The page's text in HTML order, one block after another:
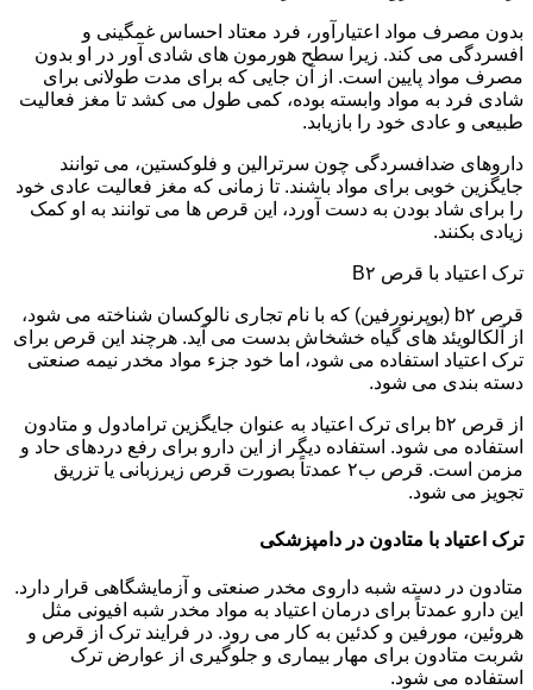
بدون مصرف مواد اعتیارآور، فرد معتاد احساس غمگینی و
افسردگی می کند. زیرا سطح هورمون های شادی آور در او بدون
مصرف مواد پایین است. از آن جایی که برای مدت طولانی برای
شادی فرد به مواد وابسته بوده، کمی طول می کشد تا مغز فعالیت
طبیعی و عادی خود را بازیابد.
داروهای ضدافسردگی چون سرترالین و فلوکستین، می توانند
جایگزین خوبی برای مواد باشند. تا زمانی که مغز فعالیت عادی خود
را برای شاد بودن به دست آورد، این قرص ها می توانند به او کمک
زیادی بکنند.
ترک اعتیاد با قرص B۲
قرص b۲ (بوپرنورفین) که با نام تجاری نالوکسان شناخته می شود،
از آلکالویئد های گیاه خشخاش بدست می آید. هرچند این قرص برای
ترک اعتیاد استفاده می شود، اما خود جزء مواد مخدر نیمه صنعتی
دسته بندی می شود.
از قرص b۲ برای ترک اعتیاد به عنوان جایگزین ترامادول و متادون
استفاده می شود. استفاده دیگر از این دارو برای رفع دردهای حاد و
مزمن است. قرص ب۲ عمدتاً بصورت قرص زیرزبانی یا تزریق
تجویز می شود.
ترک اعتیاد با متادون در دامپزشکی
متادون در دسته شبه داروی مخدر صنعتی و آزمایشگاهی قرار دارد.
این دارو عمدتاً برای درمان اعتیاد به مواد مخدر شبه افیونی مثل
هروئین، مورفین و کدئین به کار می رود. در فرایند ترک از قرص و
شربت متادون برای مهار بیماری و جلوگیری از عوارض ترک
استفاده می شود.